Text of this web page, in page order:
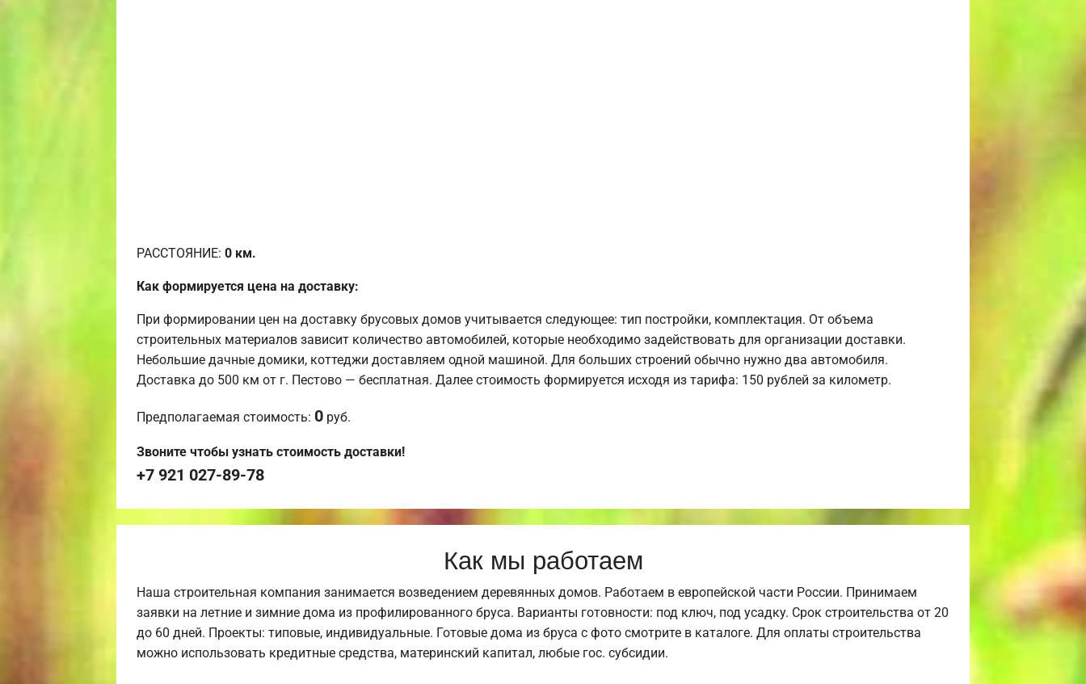
РАССТОЯНИЕ: 0 км.
Как формируется цена на доставку:
При формировании цен на доставку брусовых домов учитывается следующее: тип постройки, комплектация. От объема
строительных материалов зависит количество автомобилей, которые необходимо задействовать для организации доставки.
Небольшие дачные домики, коттеджи доставляем одной машиной. Для больших строений обычно нужно два автомобиля.
Доставка до 500 км от г. Пестово — бесплатная. Далее стоимость формируется исходя из тарифа: 150 рублей за километр.
Предполагаемая стоимость: 0 руб.
Звоните чтобы узнать стоимость доставки!
+7 921 027-89-78
Как мы работаем
Наша строительная компания занимается возведением деревянных домов. Работаем в европейской части России. Принимаем
заявки на летние и зимние дома из профилированного бруса. Варианты готовности: под ключ, под усадку. Срок строительства от 20
до 60 дней. Проекты: типовые, индивидуальные. Готовые дома из бруса с фото смотрите в каталоге. Для оплаты строительства
можно использовать кредитные средства, материнский капитал, любые гос. субсидии.